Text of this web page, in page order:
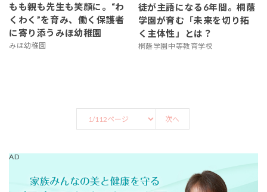
もも親も先生も笑顔に。“わ
くわく”を育み、働く保護者
に寄り添うみほ幼稚園
みほ幼稚園
徒が主語になる6年間。桐蔭
学園が育む「未来を切り拓
く主体性」とは？
桐蔭学園中等教育学校
次へ
AD